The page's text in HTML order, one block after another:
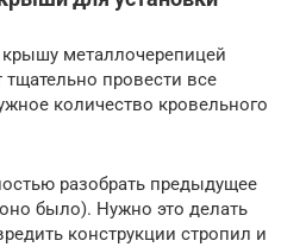
металлочерепицей
провести все
количество кровельного
разобрать предыдущее
было). Нужно это делать
конструкции стропил и